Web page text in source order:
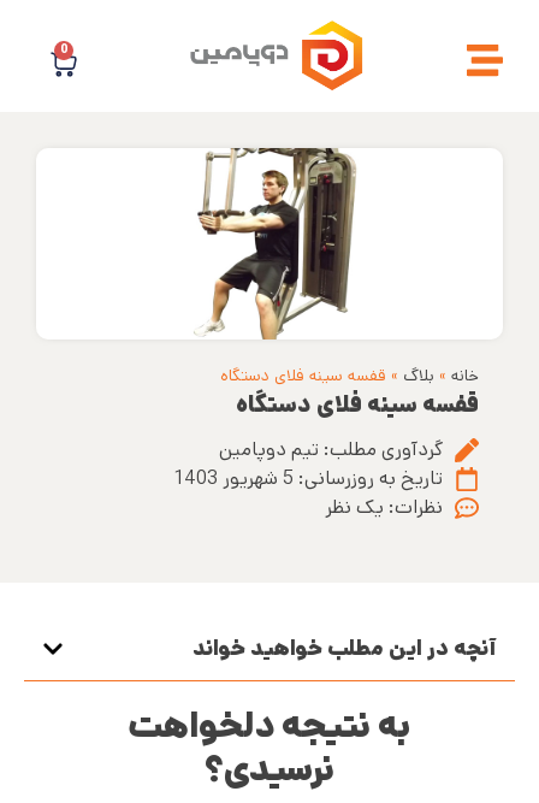
0
خانه » بلاگ » قفسه سینه فلای دستگاه
قفسه سینه فلای دستگاه
گردآوری مطلب: تیم دوپامین
تاریخ به روزرسانی: 5 شهریور 1403
نظرات: یک نظر
آنچه در این مطلب خواهید خواند
به نتیجه دلخواهت
نرسیدی؟